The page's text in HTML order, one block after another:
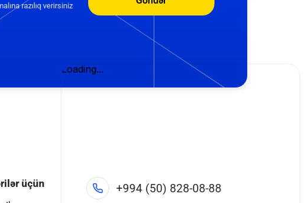
razılıq verirsiniz
üçün +994 (50) 828-08-88